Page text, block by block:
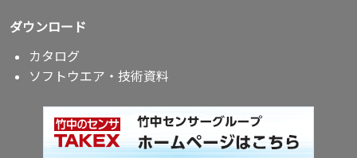
ダウンロード
カタログ
ソフトウエア・技術資料